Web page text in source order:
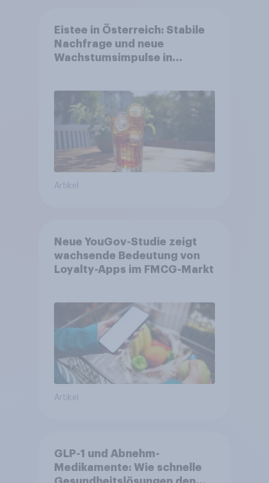
Eistee in Österreich: Stabile
Nachfrage und neue
Wachstumsimpulse in
Artikel
Neue YouGov-Studie zeigt
wachsende Bedeutung von
Loyalty-Apps im FMCG-Markt
Artikel
GLP-1 und Abnehm-
Medikamente: Wie schnelle